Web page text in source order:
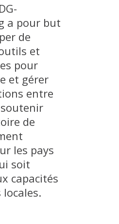
ET TECHNIQUES
a pour but
de
et
pour
et gérer
entre
soutenir
de
les pays
soit
capacités